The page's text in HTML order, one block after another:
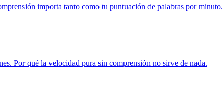
importa tanto como tu puntuación de palabras por minuto.
Por qué la velocidad pura sin comprensión no sirve de nada.